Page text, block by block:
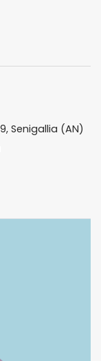
Senigallia (AN)